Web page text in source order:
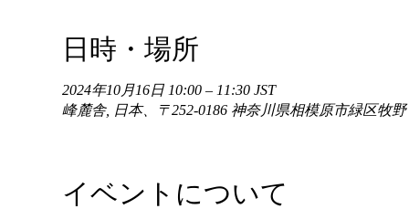
日時・場所
2024年10月16日 10:00 – 11:30 JST
峰麓舎, 日本、〒252-0186 神奈川県相模原市緑区牧
イベントについて